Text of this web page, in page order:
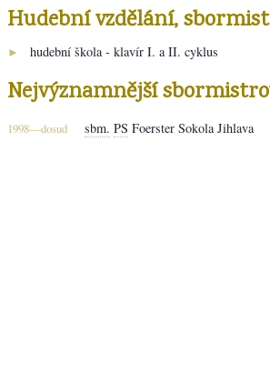
Hudební vzdělání,
► hudební škola - klavír I. a II. cyklus
Nejvýznamnější
1998—dosud sbm. PS Foerster Sokola Jihlava